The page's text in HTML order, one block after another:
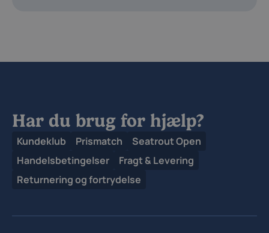
Har du brug for hjælp?
Kundeklub Prismatch
Seatrout Open
Handelsbetingelser
Fragt & Levering
Returnering og fortrydelse